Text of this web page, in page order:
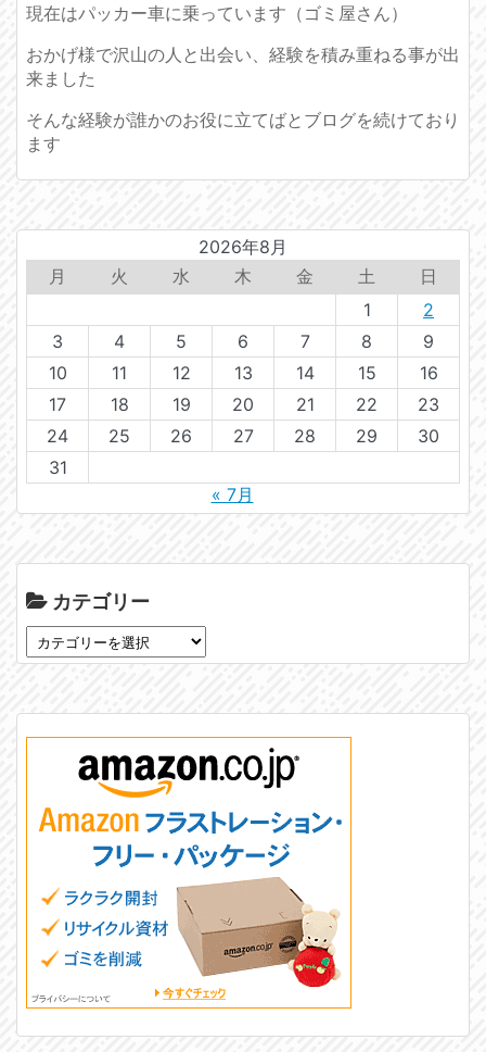
現在はパッカー車に乗っています（ゴミ屋さん）
おかげ様で沢山の人と出会い、経験を積み重ねる事が出
来ました
そんな経験が誰かのお役に立てばとブログを続けており
ます
2026年8月
月
火 水 木 金 土
日
1
2
3
4 5 6 7 8
9
10
11 12 13 14 15
16
17
18 19 20 21 22
23
24
25 26 27 28 29
30
31
« 7月
カテゴリー